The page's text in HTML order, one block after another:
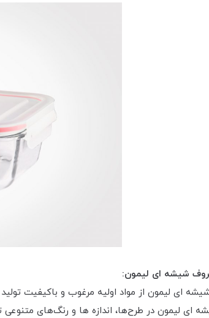
ظروف شیشه ای لیمون:
ای لیمون از مواد اولیه مرغوب و باکیفیت
ای لیمون در طرح‌ها، اندازه ها و رنگ‌های